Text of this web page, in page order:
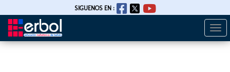
Pasar
SIGUENOS EN :